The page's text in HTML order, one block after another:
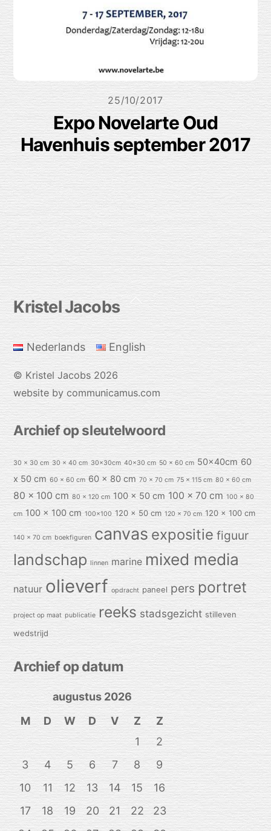
25/10/2017
Expo Novelarte Oud
Havenhuis september 2017
Back
To
Top
Kristel Jacobs
Nederlands English
© Kristel Jacobs 2026
website by communicamus.com
Archief op sleutelwoord
30 x 30 cm 30 x 40 cm 30x30cm 40x30 cm 50 x 60 cm 50x40cm 60
x 50 cm 60 x 60 cm 60 x 80 cm 70 x 70 cm 75 x 115 cm 80 x 60 cm
80 x 100 cm 80 x 120 cm 100 x 50 cm 100 x 70 cm 100 x 80
cm 100 x 100 cm 100x100 120 x 50 cm 120 x 70 cm 120 x 100 cm
140 x 70 cm boekfiguren canvas expositie figuur
landschap linnen marine mixed media
natuur olieverf opdracht paneel pers portret
project op maat publicatie reeks stadsgezicht stilleven
wedstrijd
Archief op datum
augustus 2026
M
D W D V Z
Z
1
2
3
4 5 6 7 8
9
10
11 12 13 14 15
16
17
18 19 20 21 22
23